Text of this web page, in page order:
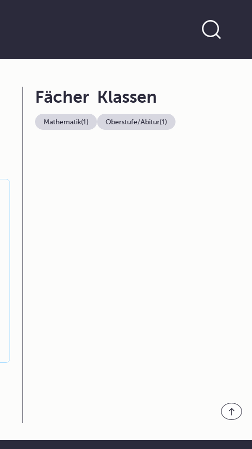
Fächer
Mathematik(1)
Klassen
Oberstufe/Abitur(1)